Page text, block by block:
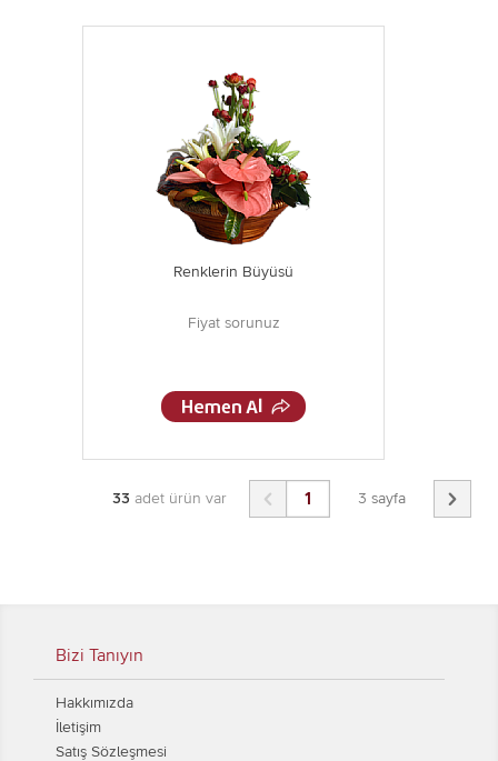
Renklerin Büyüsü
Fiyat sorunuz
33 adet ürün var  3 sayfa 
Bizi Tanıyın
Hakkımızda
İletişim
Satış Sözleşmesi